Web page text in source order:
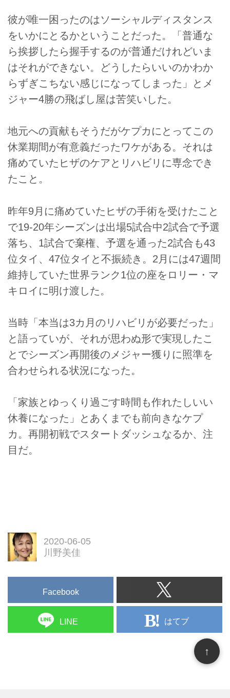
彼が唯一困ったのはソーシャルディスタンス
をいかにとるかということだった。「普通な
ら挨拶したら握手するのが普通だけれどいま
はそれができない。どうしたらいいのかわか
らずぎこちない感じになってしまった」とメ
ジャー4勝の飛ばし屋は苦笑いした。
地元への貢献もそうだがケプカにとってこの
休業期間が有意義だったワケがある。それは
痛めていたヒザのケアとリハビリに専念でき
たこと。
昨年9月に痛めていたヒザの手術を受けたこと
で19-20年シーズンは出場5試合中2試合で予選
落ち、1試合で棄権、予選を通った2試合も43
位タイ、47位タイと不振続き。2月には47週間
維持していた世界ランク1位の座をロリー・マ
キロイに明け渡した。
当時「本当は3カ月のリハビリが必要だった」
と語っていが、それが思わぬ形で実現したこ
とでシーズン再開後のメジャー獲りに照準を
合わせられる状況になった。
「家族とゆっくり過ごす時間も作れたしいい
休養になった」とあくまでも前向きなケプ
カ。再開初戦でスタートダッシュなるか、注
目だ。
2020-06-05
川野美佳
Facebook
LINE はてブ
↑